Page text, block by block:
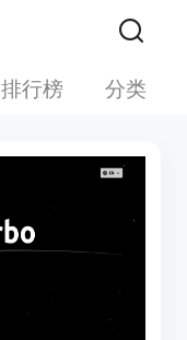
排行榜 分类